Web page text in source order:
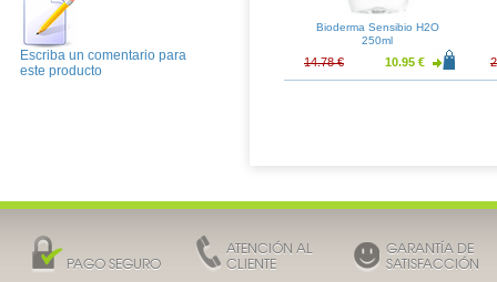
Escriba un comentario para
este producto
de Ojos Y
31.94 € 32.38 €
Bioderma Sensibio H2O
250ml
14.78 € 10.95 €
PAGO SEGURO
ATENCIÓN AL
CLIENTE
GARANTÍA DE
SATISFACCIÓN